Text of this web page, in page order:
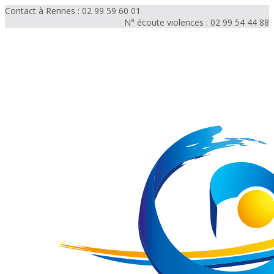
Contact à Rennes : 02 99 59 60 01
N° écoute violences : 02 99 54 44 88